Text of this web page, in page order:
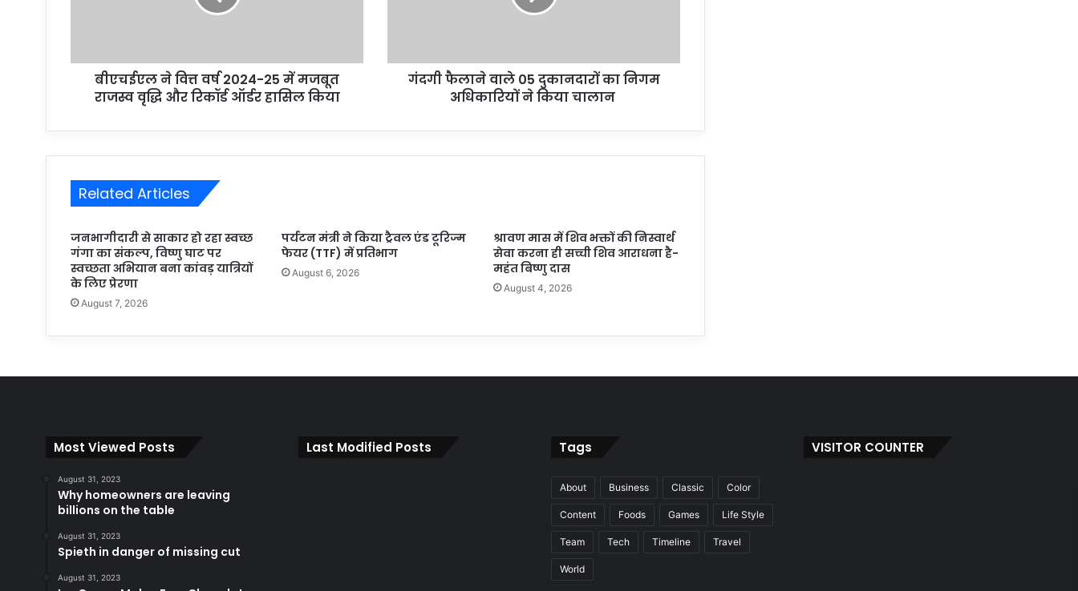
बीएचईएल ने वित्त वर्ष 2024-25 में मजबूत
राजस्व वृद्धि और रिकॉर्ड ऑर्डर हासिल किया
गंदगी फैलाने वाले 05 दुकानदारों का निगम
अधिकारियों ने किया चालान
Related Articles
जनभागीदारी से साकार हो रहा स्वच्छ
गंगा का संकल्प, विष्णु घाट पर
स्वच्छता अभियान बना कांवड़ यात्रियों
के लिए प्रेरणा
August 7, 2026
पर्यटन मंत्री ने किया ट्रैवल एंड टूरिज्म
फेयर (TTF) में प्रतिभाग
August 6, 2026
श्रावण मास में शिव भक्तों की निस्वार्थ
सेवा करना ही सच्ची शिव आराधना है-
महंत बिष्णु दास
August 4, 2026
Most Viewed Posts
August 31, 2023
Why homeowners are leaving
billions on the table
August 31, 2023
Spieth in danger of missing cut
August 31, 2023
Last Modified Posts Tags
About Business Classic Color
Content Foods Games Life Style
Team Tech Timeline Travel
World
VISITOR COUNTER